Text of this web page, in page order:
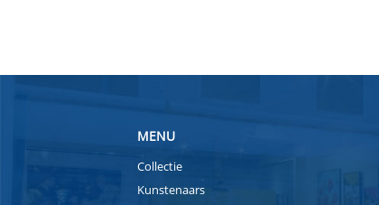
MENU
Collectie
Kunstenaars